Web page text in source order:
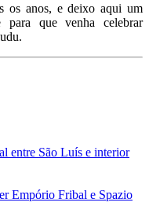
os anos, e deixo aqui um
para que venha celebrar
entre São Luís e interior
Empório Fribal e Spazio